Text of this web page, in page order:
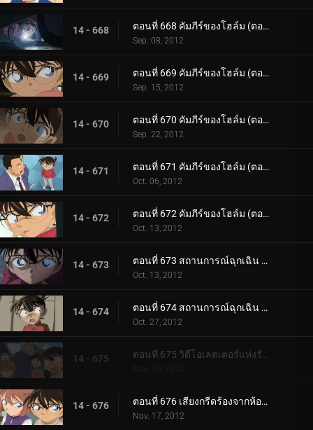
14 - 668 ตอนที่ 668 คัมภีร์ของโฮล์ม (ตอน 2)
Sep. 08, 2012
14 - 669 ตอนที่ 669 คัมภีร์ของโฮล์ม (ตอน 3)
Sep. 15, 2012
14 - 670 ตอนที่ 670 คัมภีร์ของโฮล์ม (ตอน 4)
Sep. 22, 2012
14 - 671 ตอนที่ 671 คัมภีร์ของโฮล์ม (ตอน 5)
Oct. 06, 2012
14 - 672 ตอนที่ 672 คัมภีร์ของโฮล์ม (ตอน 6)
Oct. 13, 2012
14 - 673 ตอนที่ 673 สถานการณ์ฉุกเฉิน 252 (ตอน 1)
Oct. 13, 2012
14 - 674 ตอนที่ 674 สถานการณ์ฉุกเฉิน 252 (ตอน 2)
Oct. 27, 2012
14 - 675 ตอนที่ 675 วิดีโอเลตเตอร์แห่งรักแรก
14 - 676 ตอนที่ 676 เสียงกรีดร้องจากห้องผ่าตัด (ตอน 1)
Nov. 17, 2012